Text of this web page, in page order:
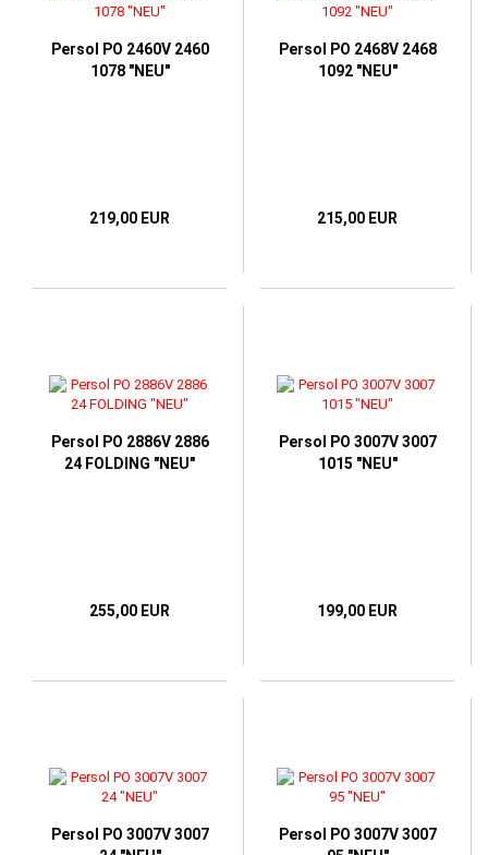
Persol PO 2460V 2460
1078 "NEU"
219,00 EUR
Persol PO 2468V 2468
1092 "NEU"
215,00 EUR
Persol PO 2886V 2886
24 FOLDING "NEU"
255,00 EUR
Persol PO 3007V 3007
1015 "NEU"
199,00 EUR
Persol PO 3007V 3007
Persol PO 3007V 3007